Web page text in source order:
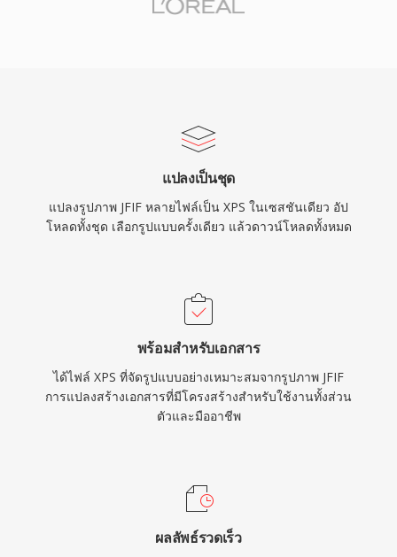
แปลงเป็นชุด
แปลงรูปภาพ JFIF หลายไฟล์เป็น XPS ในเซสชันเดียว อัป
โหลดทั้งชุด เลือกรูปแบบครั้งเดียว แล้วดาวน์โหลดทั้งหมด
พร้อมสำหรับเอกสาร
ได้ไฟล์ XPS ที่จัดรูปแบบอย่างเหมาะสมจากรูปภาพ JFIF
การแปลงสร้างเอกสารที่มีโครงสร้างสำหรับใช้งานทั้งส่วน
ตัวและมืออาชีพ
ผลลัพธ์รวดเร็ว